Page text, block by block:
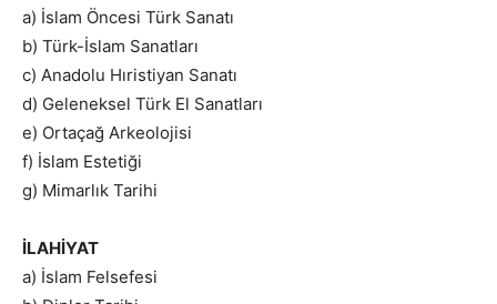
a) İslam Öncesi Türk Sanatı
b) Türk-İslam Sanatları
c) Anadolu Hıristiyan Sanatı
d) Geleneksel Türk El Sanatları
e) Ortaçağ Arkeolojisi
f) İslam Estetiği
g) Mimarlık Tarihi
İLAHİYAT
a) İslam Felsefesi